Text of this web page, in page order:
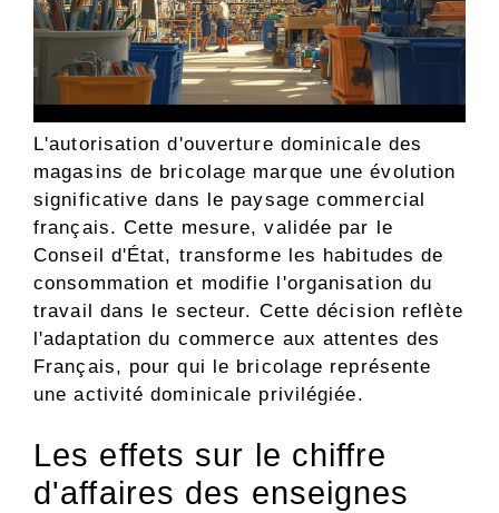
L'autorisation d'ouverture dominicale des
magasins de bricolage marque une évolution
significative dans le paysage commercial
français. Cette mesure, validée par le
Conseil d'État, transforme les habitudes de
consommation et modifie l'organisation du
travail dans le secteur. Cette décision reflète
l'adaptation du commerce aux attentes des
Français, pour qui le bricolage représente
une activité dominicale privilégiée.
Les effets sur le chiffre
d'affaires des enseignes